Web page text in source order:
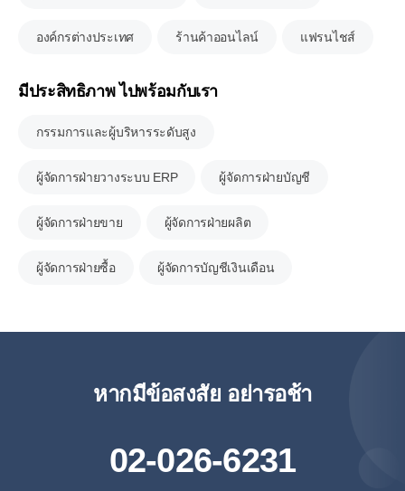
องค์กรต่างประเทศ ร้านค้าออนไลน์ แฟรนไชส์
มีประสิทธิภาพ ไปพร้อมกับเรา
กรรมการและผู้บริหารระดับสูง
ผู้จัดการฝ่ายวางระบบ ERP ผู้จัดการฝ่ายบัญชี
ผู้จัดการฝ่ายขาย ผู้จัดการฝ่ายผลิต
ผู้จัดการฝ่ายซื้อ ผู้จัดการบัญชีเงินเดือน
หากมีข้อสงสัย อย่ารอช้า
02-026-6231